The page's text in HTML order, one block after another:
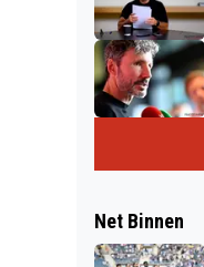
Net Binnen